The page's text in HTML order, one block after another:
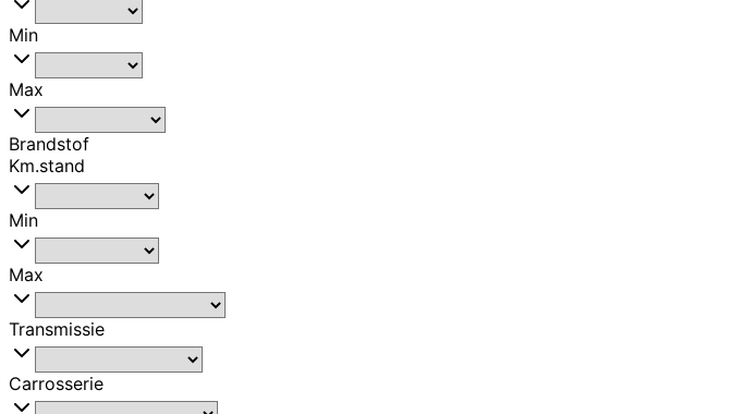
Min
Max
Brandstof
Km.stand
Min
Max
Transmissie
Carrosserie